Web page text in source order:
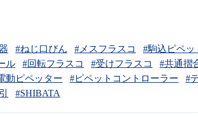
#ねじ口びん #メスフラスコ #駒込ピペッ
ル #回転フラスコ #受けフラスコ #共通摺
動ピペッター #ピペットコントローラー #
#SHIBATA